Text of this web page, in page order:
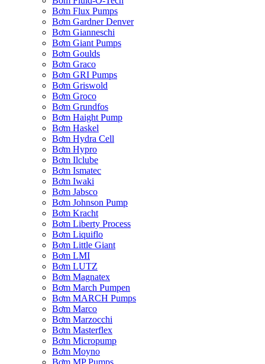
Bơm Flux Pumps
Bơm Gardner Denver
Bơm Gianneschi
Bơm Giant Pumps
Bơm Goulds
Bơm Graco
Bơm GRI Pumps
Bơm Griswold
Bơm Groco
Bơm Grundfos
Bơm Haight Pump
Bơm Haskel
Bơm Hydra Cell
Bơm Hypro
Bơm Ilclube
Bơm Ismatec
Bơm Iwaki
Bơm Jabsco
Bơm Johnson Pump
Bơm Kracht
Bơm Liberty Process
Bơm Liquiflo
Bơm Little Giant
Bơm LMI
Bơm LUTZ
Bơm Magnatex
Bơm March Pumpen
Bơm MARCH Pumps
Bơm Marco
Bơm Marzocchi
Bơm Masterflex
Bơm Micropump
Bơm Moyno
Bơm MP Pumps